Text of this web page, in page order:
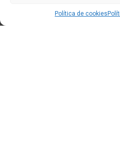
Política de cookies